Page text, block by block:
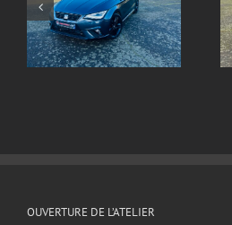
Echappement inox
sur mesure Mini
Cooper 1.6l
OUVERTURE DE L’ATELIER